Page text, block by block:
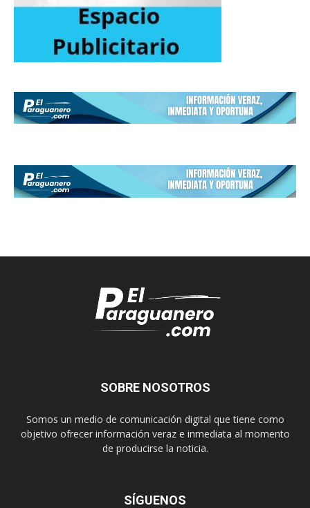
SOBRE NOSOTROS
Somos un medio de comunicación digital que tiene como
objetivo ofrecer información veraz e inmediata al momento
de producirse la noticia.
SÍGUENOS